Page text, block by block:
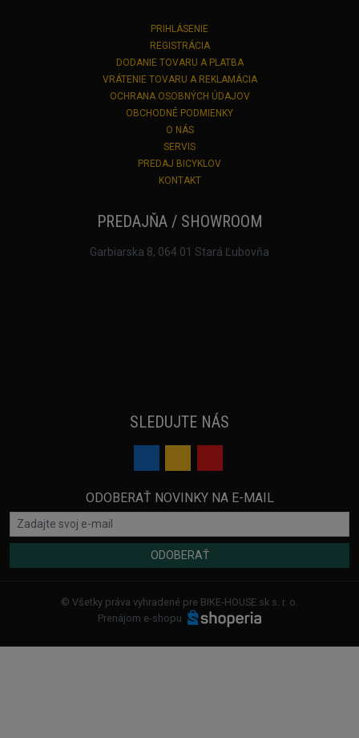
PRIHLÁSENIE
REGISTRÁCIA
DODANIE TOVARU A PLATBA
VRÁTENIE TOVARU A REKLAMÁCIA
OCHRANA OSOBNÝCH ÚDAJOV
OBCHODNÉ PODMIENKY
O NÁS
SERVIS
PREDAJ BICYKLOV
KONTAKT
PREDAJŇA / SHOWROOM
Garbiarska 8, 064 01 Stará Ľubovňa
SLEDUJTE NÁS
ODOBERAŤ NOVINKY NA E-MAIL
ODOBERAŤ
© Všetky práva vyhradené pre BIKE-HOUSE.sk s. r. o.
Prenájom e-shopu